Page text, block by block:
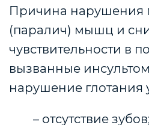
Причина нарушения
(паралич) мышц и
чувствительности в
вызванные
нарушение глотания
– отсутствие